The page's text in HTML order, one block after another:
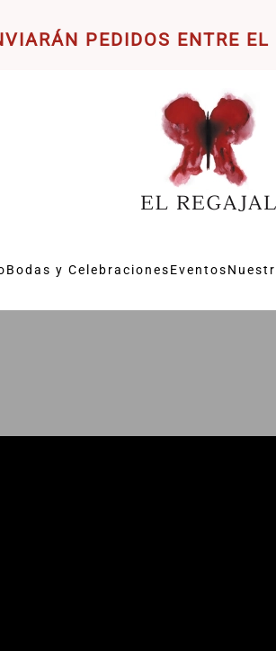
PEDIDOS ENTRE
Bodas y CelebracionesEventos